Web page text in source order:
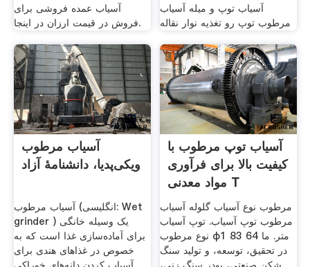
آسیاب عمده فروشی برای
فروش در قیمت ارزان در اینجا.
آسیاب توپ و میله آسیاب
مرطوب توپ رو تغذیه نوار نقاله
آسیاب مرطوب
ویکی‌پدیا، دانشنامهٔ آزاد
آسیاب مرطوب (انگلیسی: Wet
grinder ‎) یک وسیله خانگی
برای آماده‌سازی غذا است که به
خصوص در غذاهای هندی برای
آسیاب توپ مرطوب با
کیفیت بالا برای فرآوری
مواد معدنی T
مرطوب نوع آسیاب گلوله آسیاب
مرطوب توپ آسیاب. توپ آسیاب
نوع مرطوب φ1 83 64 متر. ما
در تحقیق، توسعه، و تولید سنگ